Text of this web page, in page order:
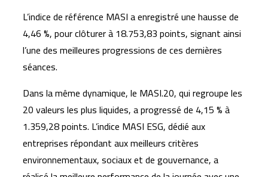
L’indice de référence MASI a enregistré une hausse de
4,46 %, pour clôturer à 18.753,83 points, signant ainsi
l’une des meilleures progressions de ces dernières
séances.
Dans la même dynamique, le MASI.20, qui regroupe les
20 valeurs les plus liquides, a progressé de 4,15 % à
1.359,28 points. L’indice MASI ESG, dédié aux
entreprises répondant aux meilleurs critères
environnementaux, sociaux et de gouvernance, a